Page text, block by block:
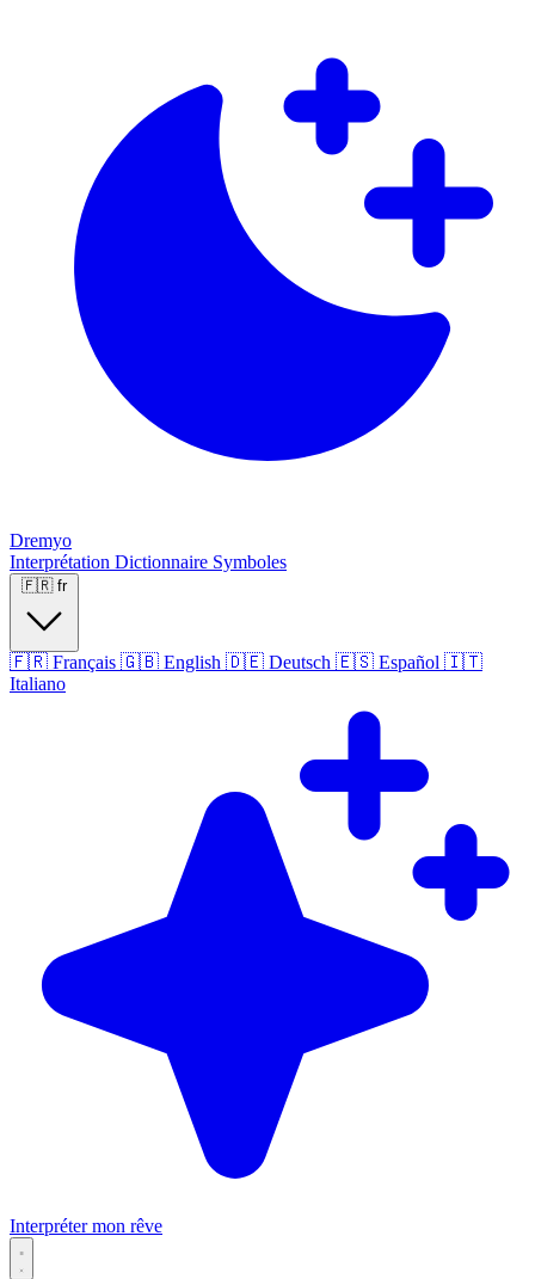
Dremyo
Interprétation Dictionnaire Symboles
🇫🇷 fr
🇫🇷 Français 🇬🇧 English 🇩🇪 Deutsch 🇪🇸 Español 🇮🇹
Italiano
Interpréter mon rêve